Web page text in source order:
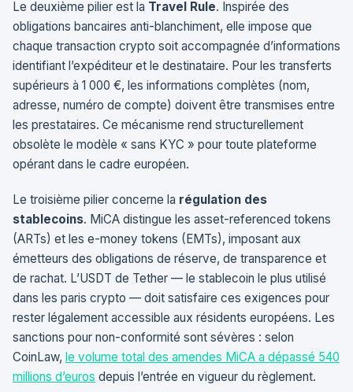
Le deuxième pilier est la Travel Rule. Inspirée des
obligations bancaires anti-blanchiment, elle impose que
chaque transaction crypto soit accompagnée d’informations
identifiant l’expéditeur et le destinataire. Pour les transferts
supérieurs à 1 000 €, les informations complètes (nom,
adresse, numéro de compte) doivent être transmises entre
les prestataires. Ce mécanisme rend structurellement
obsolète le modèle « sans KYC » pour toute plateforme
opérant dans le cadre européen.
Le troisième pilier concerne la régulation des
stablecoins. MiCA distingue les asset-referenced tokens
(ARTs) et les e-money tokens (EMTs), imposant aux
émetteurs des obligations de réserve, de transparence et
de rachat. L’USDT de Tether — le stablecoin le plus utilisé
dans les paris crypto — doit satisfaire ces exigences pour
rester légalement accessible aux résidents européens. Les
sanctions pour non-conformité sont sévères : selon
CoinLaw, le volume total des amendes MiCA a dépassé 540
millions d’euros depuis l’entrée en vigueur du règlement.